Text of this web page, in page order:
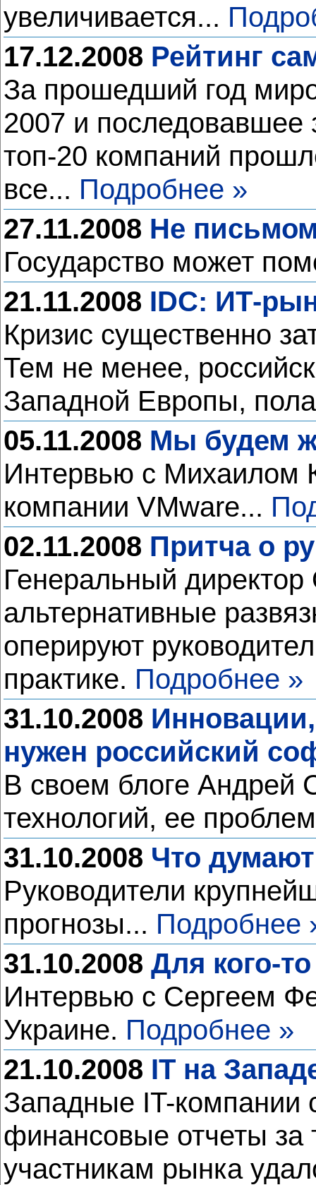
увеличивается...
17.12.2008 Рейтинг
За прошедший год
2007 и последовавшее
топ-20 компаний
все... Подробнее »
27.11.2008 Не
Государство может
21.11.2008 IDC: ИТ-
Кризис существенно
Тем не менее,
Западной Европы,
05.11.2008 Мы будем
Интервью с Михаилом
компании VMware...
02.11.2008 Притча о
Генеральный
альтернативные
оперируют
практике. Подробнее »
31.10.2008
нужен российский
В своем блоге Андрей
технологий, ее
31.10.2008 Что
Руководители
прогнозы... Подробнее
31.10.2008 Для кого-
Интервью с Сергеем
Украине. Подробнее »
21.10.2008 IT на
Западные IT-компании
финансовые отчеты за
участникам рынка